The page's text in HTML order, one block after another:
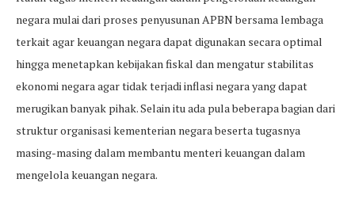
negara mulai dari proses penyusunan APBN bersama lembaga
terkait agar keuangan negara dapat digunakan secara optimal
hingga menetapkan kebijakan fiskal dan mengatur stabilitas
ekonomi negara agar tidak terjadi inflasi negara yang dapat
merugikan banyak pihak. Selain itu ada pula beberapa bagian dari
struktur organisasi kementerian negara beserta tugasnya
masing-masing dalam membantu menteri keuangan dalam
mengelola keuangan negara.